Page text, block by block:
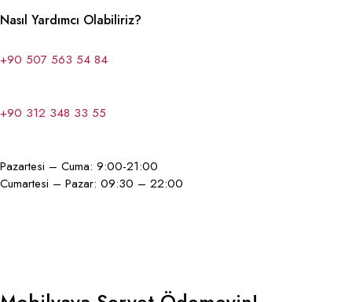
Nasıl Yardımcı Olabiliriz?
+90 507 563 54 84
+90 312 348 33 55
Pazartesi – Cuma: 9:00-21:00
Cumartesi – Pazar: 09:30 – 22:00